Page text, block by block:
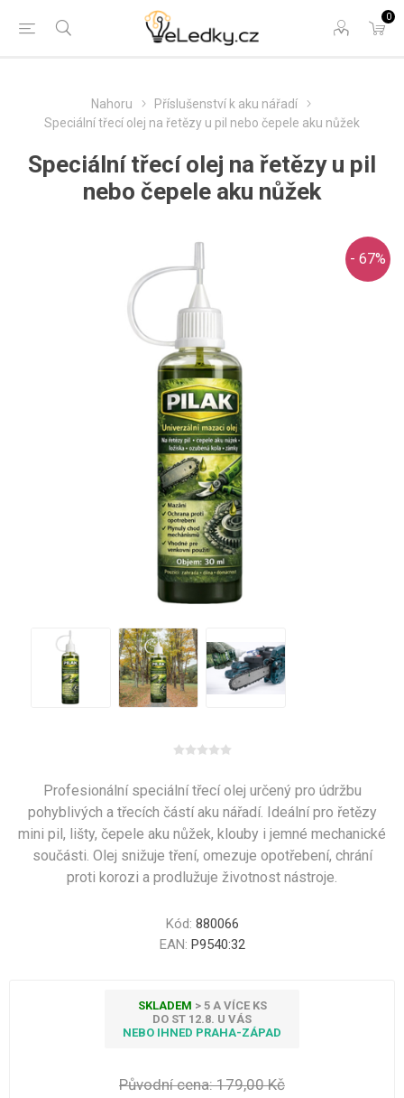
0
Nahoru
Příslušenství k aku nářadí
Speciální třecí olej na řetězy u pil nebo čepele aku nůžek
Speciální třecí olej na řetězy u pil
nebo čepele aku nůžek
- 67%
Profesionální speciální třecí olej určený pro údržbu
pohyblivých a třecích částí aku nářadí. Ideální pro řetězy
mini pil, lišty, čepele aku nůžek, klouby i jemné mechanické
součásti. Olej snižuje tření, omezuje opotřebení, chrání
proti korozi a prodlužuje životnost nástroje.
Kód: 880066
EAN: P9540:32
SKLADEM > 5 A VÍCE KS
DO ST 12.8. U VÁS
NEBO IHNED PRAHA-ZÁPAD
Původní cena: 179,00 Kč